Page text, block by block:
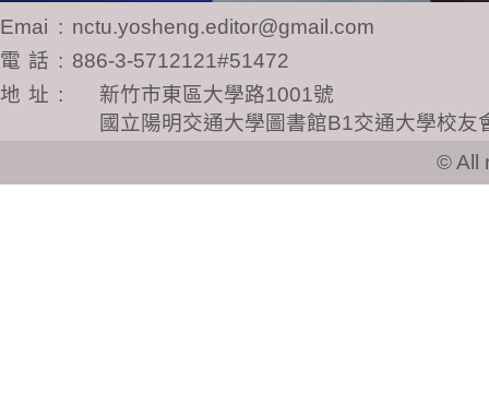
Email : nctu.yosheng.editor@gmail.com
電話 : 886-3-5712121#51472
地址 :
新竹市東區大學路1001號
國立陽明交通大學圖書館B1交通大學校友
© All